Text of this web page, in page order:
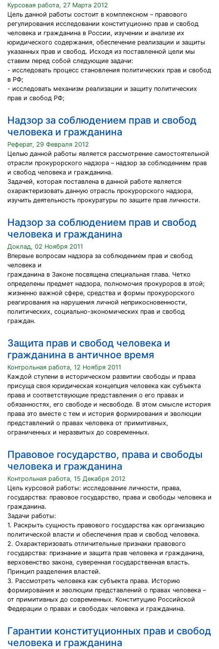
Курсовая работа, 27 Марта 2012
Цель данной работы состоит в комплексном – правового
регулирования исследовании конституционно прав и свобод
человека и гражданина в России, изучении и анализе их
юридического содержания, обеспечение реализации и защиты
указанных прав и свобод. Исходя из поставленной цели мы
ставим перед собой следующие задачи:
- исследовать процесс становления политических прав и свобод
в РФ;
- исследовать механизм реализации и защиту политических
прав и свобод РФ;
Надзор за соблюдением прав и свобод
человека и гражданина
Реферат, 29 Февраля 2012
Целью данной работы является рассмотрение самостоятельной
отрасли прокурорского надзора – надзор за соблюдением прав
и свобод человека и гражданина.
Задачей, которая поставлена в данной работе является
охарактеризовать данную отрасль прокурорского надзора,
изучить деятельность прокуратуры по защите прав личности.
Надзор за соблюдением прав и свобод
человека и гражданина
Доклад, 02 Ноября 2011
Впервые вопросам надзора за соблюдением прав и свобод
человека и
гражданина в Законе посвящена специальная глава. Четко
определены предмет надзора, полномочия прокуроров в этой;
жизненно важной сфере, средства и формы прокурорского
реагирования на нарушения личной неприкосновенности,
политических, социально-экономических прав и свобод
граждан.
Защита прав и свобод человека и
гражданина в античное время
Контрольная работа, 12 Ноября 2011
Каждой ступени в историческом развитии свободы и права
присуща своя юридическая концепция человека как субъекта
права и соответствующие представления о его правах и
обязанностях, его свободе и несвободе. В этом смысле история
права это вместе с тем и история формирования и эволюции
представлений о правах человека от примитивных,
ограниченных и неразвитых до современных.
Правовое государство, права и свободы
человека и гражданина
Контрольная работа, 15 Декабря 2012
Цель курсовой работы: исследование личности, права,
государства: правовое государство, права и свободы человека и
гражданина.
Задачи работы:
1. Раскрыть сущность правового государства как организацию
политической власти и обеспечения прав и свобод человека.
2. Охарактеризовать отличительные признаки правового
государства: признание и защита прав человека и гражданина,
верховенство закона, суверенная государственная власть.
Принцип разделения властей.
3. Рассмотреть человека как субъекта права. Историю
формирования и эволюции представлений о правах человека –
от примитивных до современных. Конституцию Российской
Федерации о правах и свободах человека и гражданина.
Гарантии конституционных прав и свобод
человека и гражданина